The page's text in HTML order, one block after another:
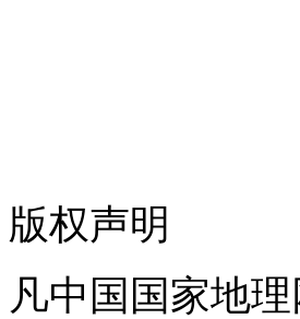
版权声明
凡中国国家地